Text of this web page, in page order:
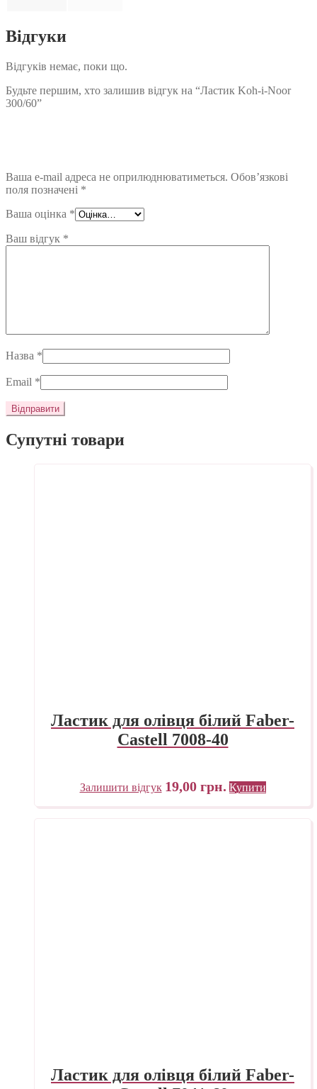
Відгуки
Відгуків немає, поки що.
Будьте першим, хто залишив відгук на “Ластик Koh-i-Noor
300/60”
Ваша e-mail адреса не оприлюднюватиметься. Обов’язкові
поля позначені *
Ваша оцінка *
Ваш відгук *
Назва *
Email *
Супутні товари
Ластик для олівця білий Faber-
Castell 7008-40
Залишити відгук 19,00 грн. Купити
Ластик для олівця білий Faber-